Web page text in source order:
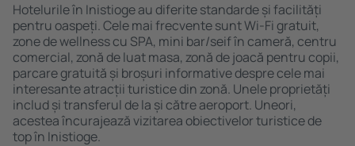
Hotelurile în Inistioge au diferite standarde și facilități
pentru oaspeți. Cele mai frecvente sunt Wi-Fi gratuit,
zone de wellness cu SPA, mini bar/seif în cameră, centru
comercial, zonă de luat masa, zonă de joacă pentru copii,
parcare gratuită și broșuri informative despre cele mai
interesante atracții turistice din zonă. Unele proprietăți
includ și transferul de la și către aeroport. Uneori,
acestea încurajează vizitarea obiectivelor turistice de
top în Inistioge.